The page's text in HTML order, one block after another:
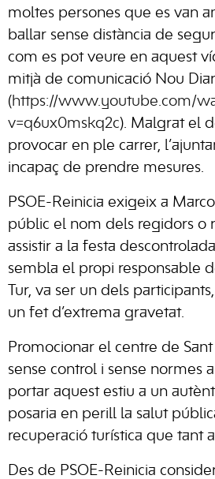
moltes persones que es van
ballar sense distància de
com es pot veure en aquest
mitjà de comunicació Nou
(https://www.youtube.com/
v=q6ux0mskq2c). Malgrat el
provocar en ple carrer,
incapaç de prendre mesures.
PSOE-Reinicia exigeix a
públic el nom dels regidors o
assistir a la festa
sembla el propi responsable
Tur, va ser un dels
un fet d’extrema gravetat.
Promocionar el centre de
sense control i sense normes
portar aquest estiu a un
posaria en perill la salut
recuperació turística que tant
Des de PSOE-Reinicia